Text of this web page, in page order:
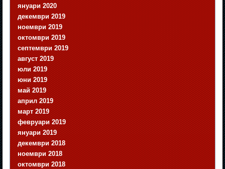
януари 2020
декември 2019
ноември 2019
октомври 2019
септември 2019
август 2019
юли 2019
юни 2019
май 2019
април 2019
март 2019
февруари 2019
януари 2019
декември 2018
ноември 2018
октомври 2018